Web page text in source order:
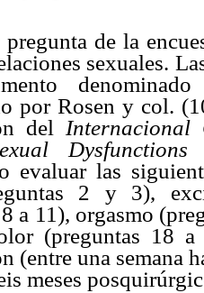
de la
sexuales.
por Rosen y col.
del Internacional
evaluar las
2 y 3),
a 11), orgasmo
(preguntas 18 a
(entre una semana
meses